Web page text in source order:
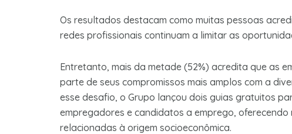
Os resultados destacam como muitas pessoas
redes profissionais continuam a limitar as
Entretanto, mais da metade (52%) acredita que as
parte de seus compromissos mais amplos com a
esse desafio, o Grupo lançou dois guias gratuitos
empregadores e candidatos a emprego,
relacionadas à origem socioeconômica.